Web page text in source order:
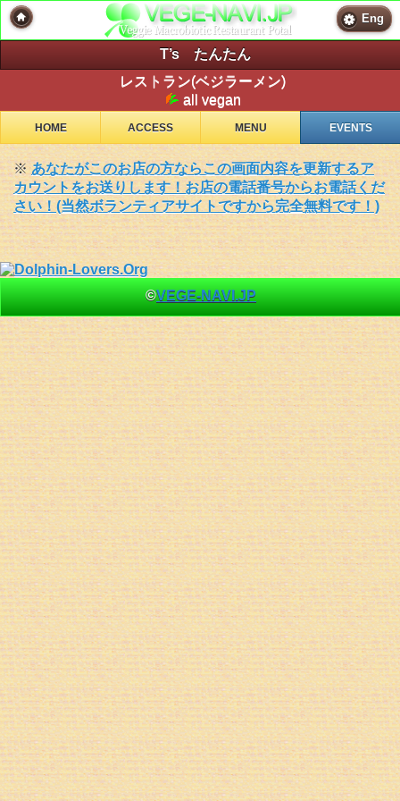
Eng
T’s たんたん
レストラン(ベジラーメン)
all vegan
HOME ACCESS MENU EVENTS
※ あなたがこのお店の方ならこの画面内容を更新するア
カウントをお送りします！お店の電話番号からお電話くだ
さい！(当然ボランティアサイトですから完全無料です！)
©VEGE-NAVI.JP